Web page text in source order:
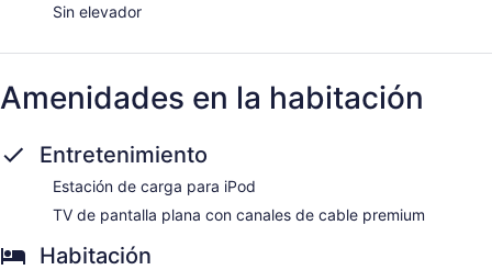
Sin elevador
Amenidades en la habitación
Entretenimiento
Estación de carga para iPod
TV de pantalla plana con canales de cable premium
Habitación